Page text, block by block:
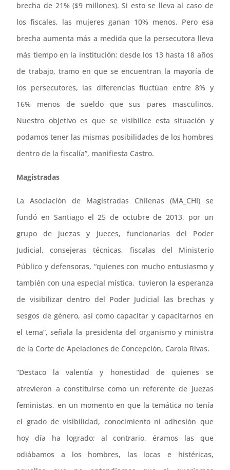
brecha de 21% ($9 millones). Si esto se lleva al caso de
los fiscales, las mujeres ganan 10% menos. Pero esa
brecha aumenta más a medida que la persecutora lleva
más tiempo en la institución: desde los 13 hasta 18 años
de trabajo, tramo en que se encuentran la mayoría de
los persecutores, las diferencias fluctúan entre 8% y
16% menos de sueldo que sus pares masculinos.
Nuestro objetivo es que se visibilice esta situación y
podamos tener las mismas posibilidades de los hombres
dentro de la fiscalía”, manifiesta Castro.
Magistradas
La Asociación de Magistradas Chilenas (MA_CHI) se
fundó en Santiago el 25 de octubre de 2013, por un
grupo de juezas y jueces, funcionarias del Poder
Judicial, consejeras técnicas, fiscalas del Ministerio
Público y defensoras, “quienes con mucho entusiasmo y
también con una especial mística, tuvieron la esperanza
de visibilizar dentro del Poder Judicial las brechas y
sesgos de género, así como capacitar y capacitarnos en
el tema”, señala la presidenta del organismo y ministra
de la Corte de Apelaciones de Concepción, Carola Rivas.
“Destaco la valentía y honestidad de quienes se
atrevieron a constituirse como un referente de juezas
feministas, en un momento en que la temática no tenía
el grado de visibilidad, conocimiento ni adhesión que
hoy día ha logrado; al contrario, éramos las que
odiábamos a los hombres, las locas e histéricas,